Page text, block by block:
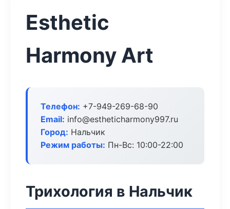
Esthetic
Harmony Art
Телефон: +7-949-269-68-90
Email: info@estheticharmony997.ru
Город: Нальчик
Режим работы: Пн-Вс: 10:00-22:00
Трихология в Нальчик